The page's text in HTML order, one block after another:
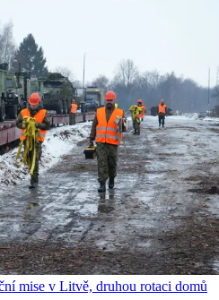
mise v Litvě, druhou rotaci domů